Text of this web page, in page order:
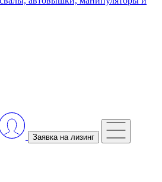
Заявка на лизинг